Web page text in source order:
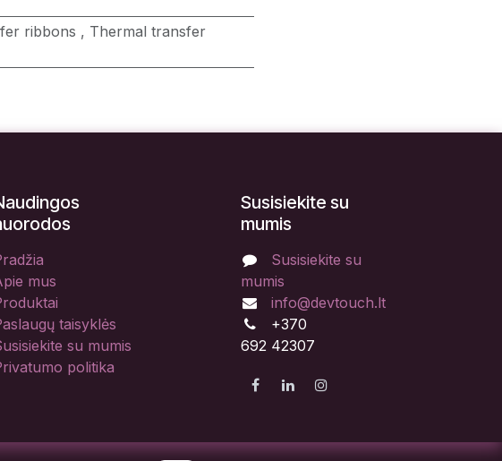
ribbons , Thermal transfer
mus
taisyklės
su mumis
politika
Susisiekite su
mumis
Susisiekite su
mumis
info@devtouch.lt
+370
692 42307